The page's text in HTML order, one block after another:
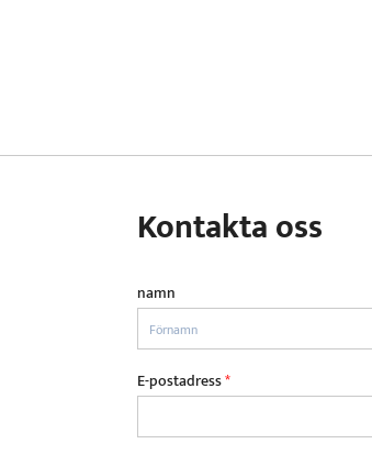
Kontakta oss
namn
E-postadress*